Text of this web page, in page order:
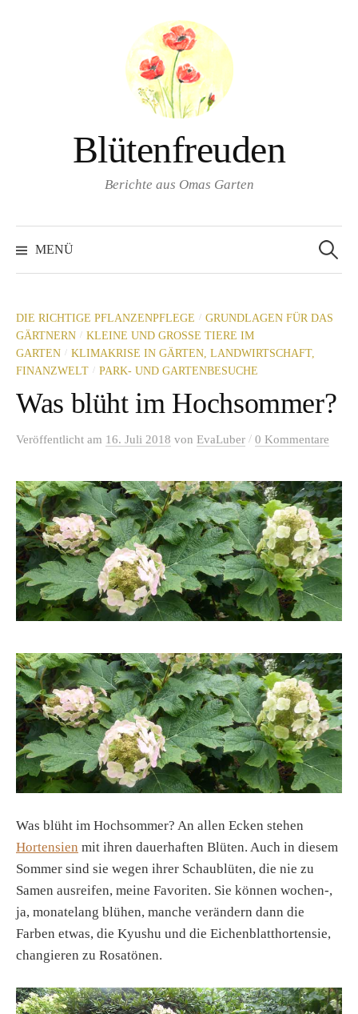
Blütenfreuden
Berichte aus Omas Garten
MENÜ
nach:
DIE RICHTIGE PFLANZENPFLEGE / GRUNDLAGEN FÜR DAS
GÄRTNERN / KLEINE UND GROSSE TIERE IM G
ARTEN
/ KLIMAKRISE IN GÄRTEN, LANDWIRTSCHAFT,
FINANZWELT / PARK- UND GARTENBESUCHE
Was blüht im Hochsommer?
Veröffentlicht am 16. Juli 2018 von EvaLuber / 0 Kommentare
Was blüht im Hochsommer? An allen Ecken stehen
Hortensien mit ihren dauerhaften Blüten. Auch in diesem
Sommer sind sie wegen ihrer Schaublüten, die nie zu
Samen ausreifen, meine Favoriten. Sie können wochen-,
ja, monatelang blühen, manche verändern dann die
Farben etwas, die Kyushu und die Eichenblatthortensie,
changieren zu Rosatönen.